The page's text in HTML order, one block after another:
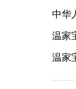
中华
温家
温家